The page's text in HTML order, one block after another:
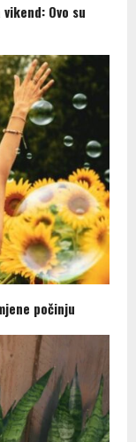
Ovo su
počinju